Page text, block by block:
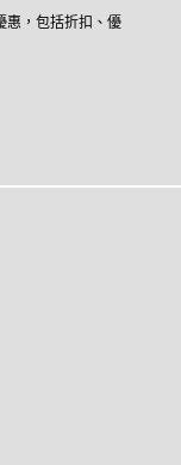
惠，包括折扣、優